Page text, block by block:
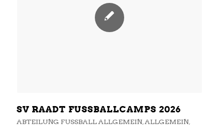
SV RAADT FUSSBALLCAMPS 2026
ABTEILUNG FUSSBALL ALLGEMEIN , ALLGEMEIN,